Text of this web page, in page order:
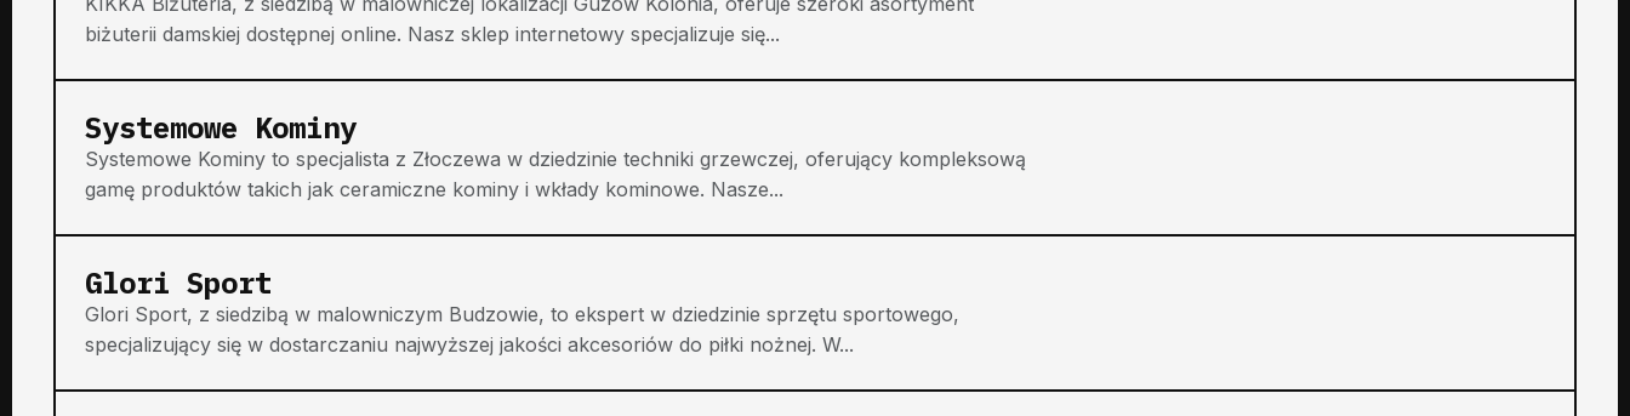
biżuterii damskiej dostępnej online. Nasz sklep internetowy specjalizuje się...
Systemowe Kominy
Systemowe Kominy to specjalista z Złoczewa w dziedzinie techniki grzewczej, oferujący kompleksową
gamę produktów takich jak ceramiczne kominy i wkłady kominowe. Nasze...
Glori Sport
Glori Sport, z siedzibą w malowniczym Budzowie, to ekspert w dziedzinie sprzętu sportowego,
specjalizujący się w dostarczaniu najwyższej jakości akcesoriów do piłki nożnej. W...